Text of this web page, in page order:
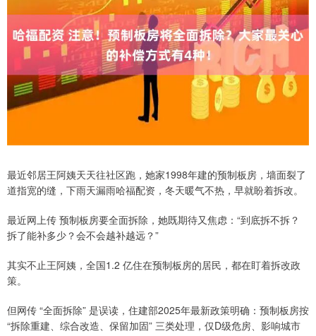
最近邻居王阿姨天天往社区跑，她家1998年建的预制板房，墙面裂了
道指宽的缝，下雨天漏雨哈福配资，冬天暖气不热，早就盼着拆改。
最近网上传 预制板房要全面拆除，她既期待又焦虑：“到底拆不拆？
拆了能补多少？会不会越补越远？”
其实不止王阿姨，全国1.2 亿住在预制板房的居民，都在盯着拆改政
策。
但网传 “全面拆除” 是误读，住建部2025年最新政策明确：预制板房按
“拆除重建、综合改造、保留加固” 三类处理，仅D级危房、影响城市